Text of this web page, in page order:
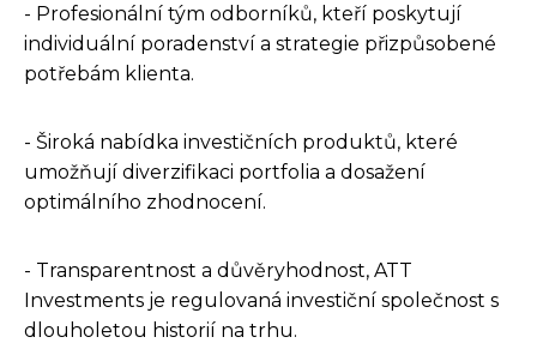
- Profesionální tým odborníků, kteří poskytují
individuální poradenství a strategie přizpůsobené
potřebám klienta.
- Široká nabídka investičních produktů, které
umožňují diverzifikaci portfolia a dosažení
optimálního zhodnocení.
- Transparentnost a důvěryhodnost, ATT
Investments je regulovaná investiční společnost s
dlouholetou historií na trhu.